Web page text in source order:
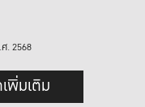
. 2568
พิ่มเติม